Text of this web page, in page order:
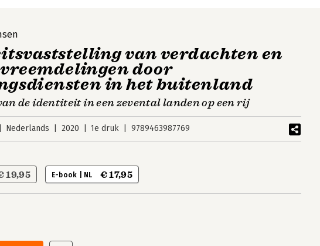
van verdachten en
door
in het buitenland
de identiteit in een zevental landen op een rij
Nederlands 2020 1e druk 9789463987769
19,95 E-book | NL € 17,95